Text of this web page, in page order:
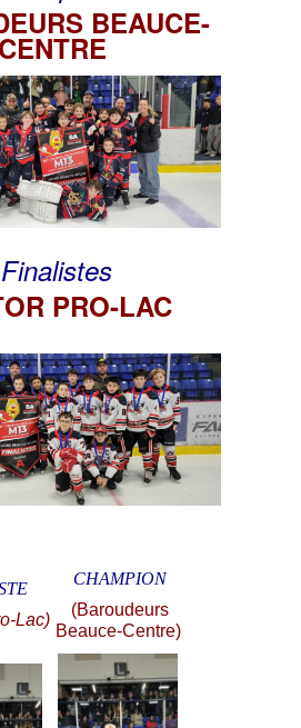
BEAUCE-
CENTRE
Finalistes
PRO-LAC
Lac)
CHAMPION
(Baroudeurs
Beauce-Centre)